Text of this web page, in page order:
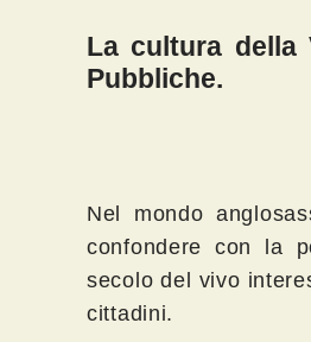
La cultura della
Pubbliche.
Nel mondo
confondere con la
secolo del vivo
cittadini.